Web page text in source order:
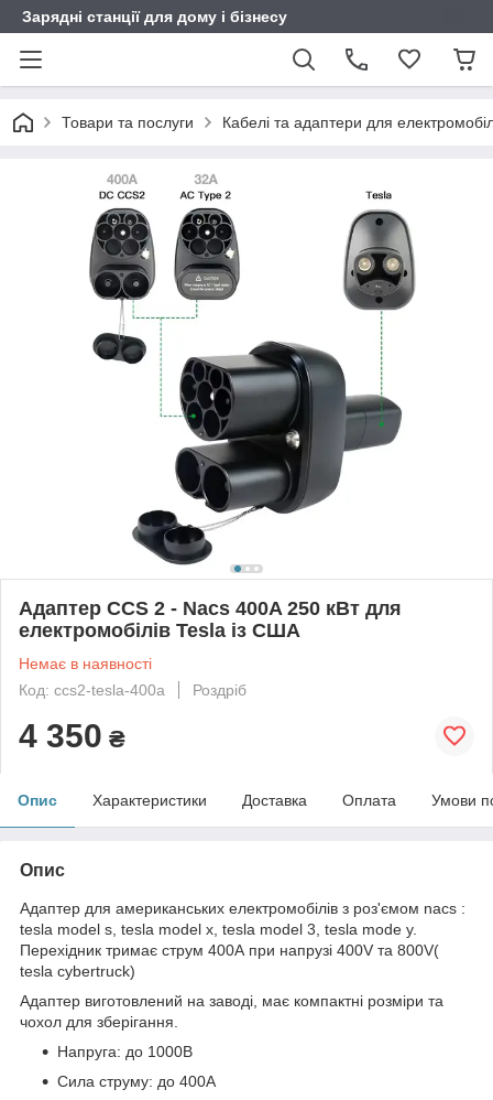
Зарядні станції для дому і бізнесу
Товари та послуги Кабелі та адаптери для
Адаптер CCS 2 - Nacs 400A 250 кВт для
електромобілів Tesla із США
Немає в наявності
Код: ccs2-tesla-400a
Роздріб
4 350 ₴
Опис Характеристики Доставка Оплата Умови
Опис
Адаптер для американських електромобілів з роз'ємом nacs :
tesla model s, tesla model x, tesla model 3, tesla mode y.
Перехідник тримає струм 400А при напрузі 400V та 800V(
tesla cybertruck)
Адаптер виготовлений на заводі, має компактні розміри та
чохол для зберігання.
Напруга: до 1000В
Сила струму: до 400А